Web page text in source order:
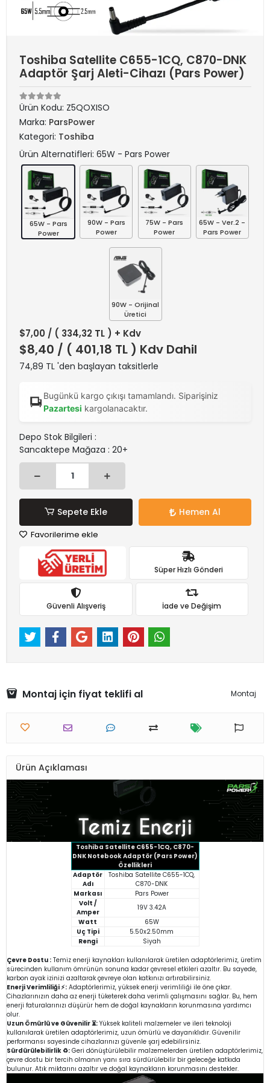
Toshiba Satellite C655-1CQ, C870-DNK
Adaptör Şarj Aleti-Cihazı (Pars Power)
Ürün Kodu: Z5QOXISO
Marka: ParsPower
Kategori: Toshiba
Ürün Alternatifleri: 65W - Pars Power
65W - Pars
Power
90W - Pars
Power
75W - Pars
Power
65W - Ver.2 -
Pars Power
90W - Orijinal
Üretici
$7,00 / ( 334,32 TL ) + Kdv
$8,40 / ( 401,18 TL ) Kdv Dahil
74,89 TL 'den başlayan taksitlerle
Bugünkü kargo çıkışı tamamlandı. Siparişiniz
Pazartesi kargolanacaktır.
Depo Stok Bilgileri :
Sancaktepe Mağaza : 20+
Sepete Ekle Hemen Al
Favorilerime ekle
Süper Hızlı Gönderi
Güvenli Alışveriş İade ve Değişim
Montaj için fiyat teklifi al Montaj
Ürün Açıklaması
Toshiba Satellite C655-1CQ, C870-
DNK Notebook Adaptör (Pars Power)
Özellikleri
Adaptör
Adı
Toshiba Satellite C655-1CQ,
C870-DNK
Markası
Pars Power
Volt /
Amper
19V 3.42A
Watt
65W
Uç Tipi
5.50x2.50mm
Rengi
Siyah
Çevre Dostu : Temiz enerji kaynakları kullanılarak üretilen adaptörlerimiz, üretim
sürecinden kullanım ömrünün sonuna kadar çevresel etkileri azaltır. Bu sayede,
karbon ayak izinizi azaltarak çevreye olan katkınızı artırabilirsiniz.
Enerji Verimliliği ⚡: Adaptörlerimiz, yüksek enerji verimliliği ile öne çıkar.
Cihazlarınızın daha az enerji tüketerek daha verimli çalışmasını sağlar. Bu, hem
enerji faturalarınızı düşürür hem de doğal kaynakların korunmasına yardımcı
olur.
Uzun Ömürlü ve Güvenilir ⏳: Yüksek kaliteli malzemeler ve ileri teknoloji
kullanılarak üretilen adaptörlerimiz, uzun ömürlü ve dayanıklıdır. Güvenilir
performansı sayesinde cihazlarınızı güvenle şarj edebilirsiniz.
Sürdürülebilirlik ♻️: Geri dönüştürülebilir malzemelerden üretilen adaptörlerimiz,
çevre dostu bir tercih olmanın yanı sıra sürdürülebilir bir geleceğe katkıda
bulunur. Atık miktarını azaltır ve doğal kaynakların korunmasını destekler.